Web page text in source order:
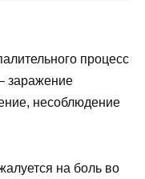
процесс
заражение
несоблюдение
на боль во